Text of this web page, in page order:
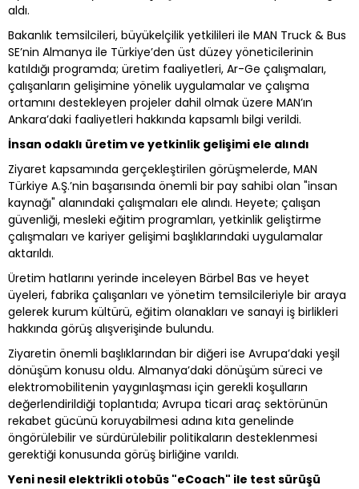
aldı.
Bakanlık temsilcileri, büyükelçilik yetkilileri ile MAN Truck & Bus
SE’nin Almanya ile Türkiye’den üst düzey yöneticilerinin
katıldığı programda; üretim faaliyetleri, Ar-Ge çalışmaları,
çalışanların gelişimine yönelik uygulamalar ve çalışma
ortamını destekleyen projeler dahil olmak üzere MAN’ın
Ankara’daki faaliyetleri hakkında kapsamlı bilgi verildi.
İnsan odaklı üretim ve yetkinlik gelişimi ele alındı
Ziyaret kapsamında gerçekleştirilen görüşmelerde, MAN
Türkiye A.Ş.’nin başarısında önemli bir pay sahibi olan "insan
kaynağı" alanındaki çalışmaları ele alındı. Heyete; çalışan
güvenliği, mesleki eğitim programları, yetkinlik geliştirme
çalışmaları ve kariyer gelişimi başlıklarındaki uygulamalar
aktarıldı.
Üretim hatlarını yerinde inceleyen Bärbel Bas ve heyet
üyeleri, fabrika çalışanları ve yönetim temsilcileriyle bir araya
gelerek kurum kültürü, eğitim olanakları ve sanayi iş birlikleri
hakkında görüş alışverişinde bulundu.
Ziyaretin önemli başlıklarından bir diğeri ise Avrupa’daki yeşil
dönüşüm konusu oldu. Almanya’daki dönüşüm süreci ve
elektromobilitenin yaygınlaşması için gerekli koşulların
değerlendirildiği toplantıda; Avrupa ticari araç sektörünün
rekabet gücünü koruyabilmesi adına kıta genelinde
öngörülebilir ve sürdürülebilir politikaların desteklenmesi
gerektiği konusunda görüş birliğine varıldı.
Yeni nesil elektrikli otobüs "eCoach" ile test sürüşü